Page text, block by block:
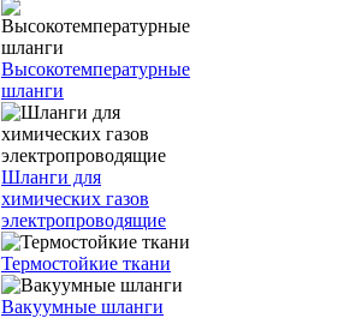
Высокотемпературные
шланги
Шланги для
химических газов
электропроводящие
Термостойкие ткани
Вакуумные шланги